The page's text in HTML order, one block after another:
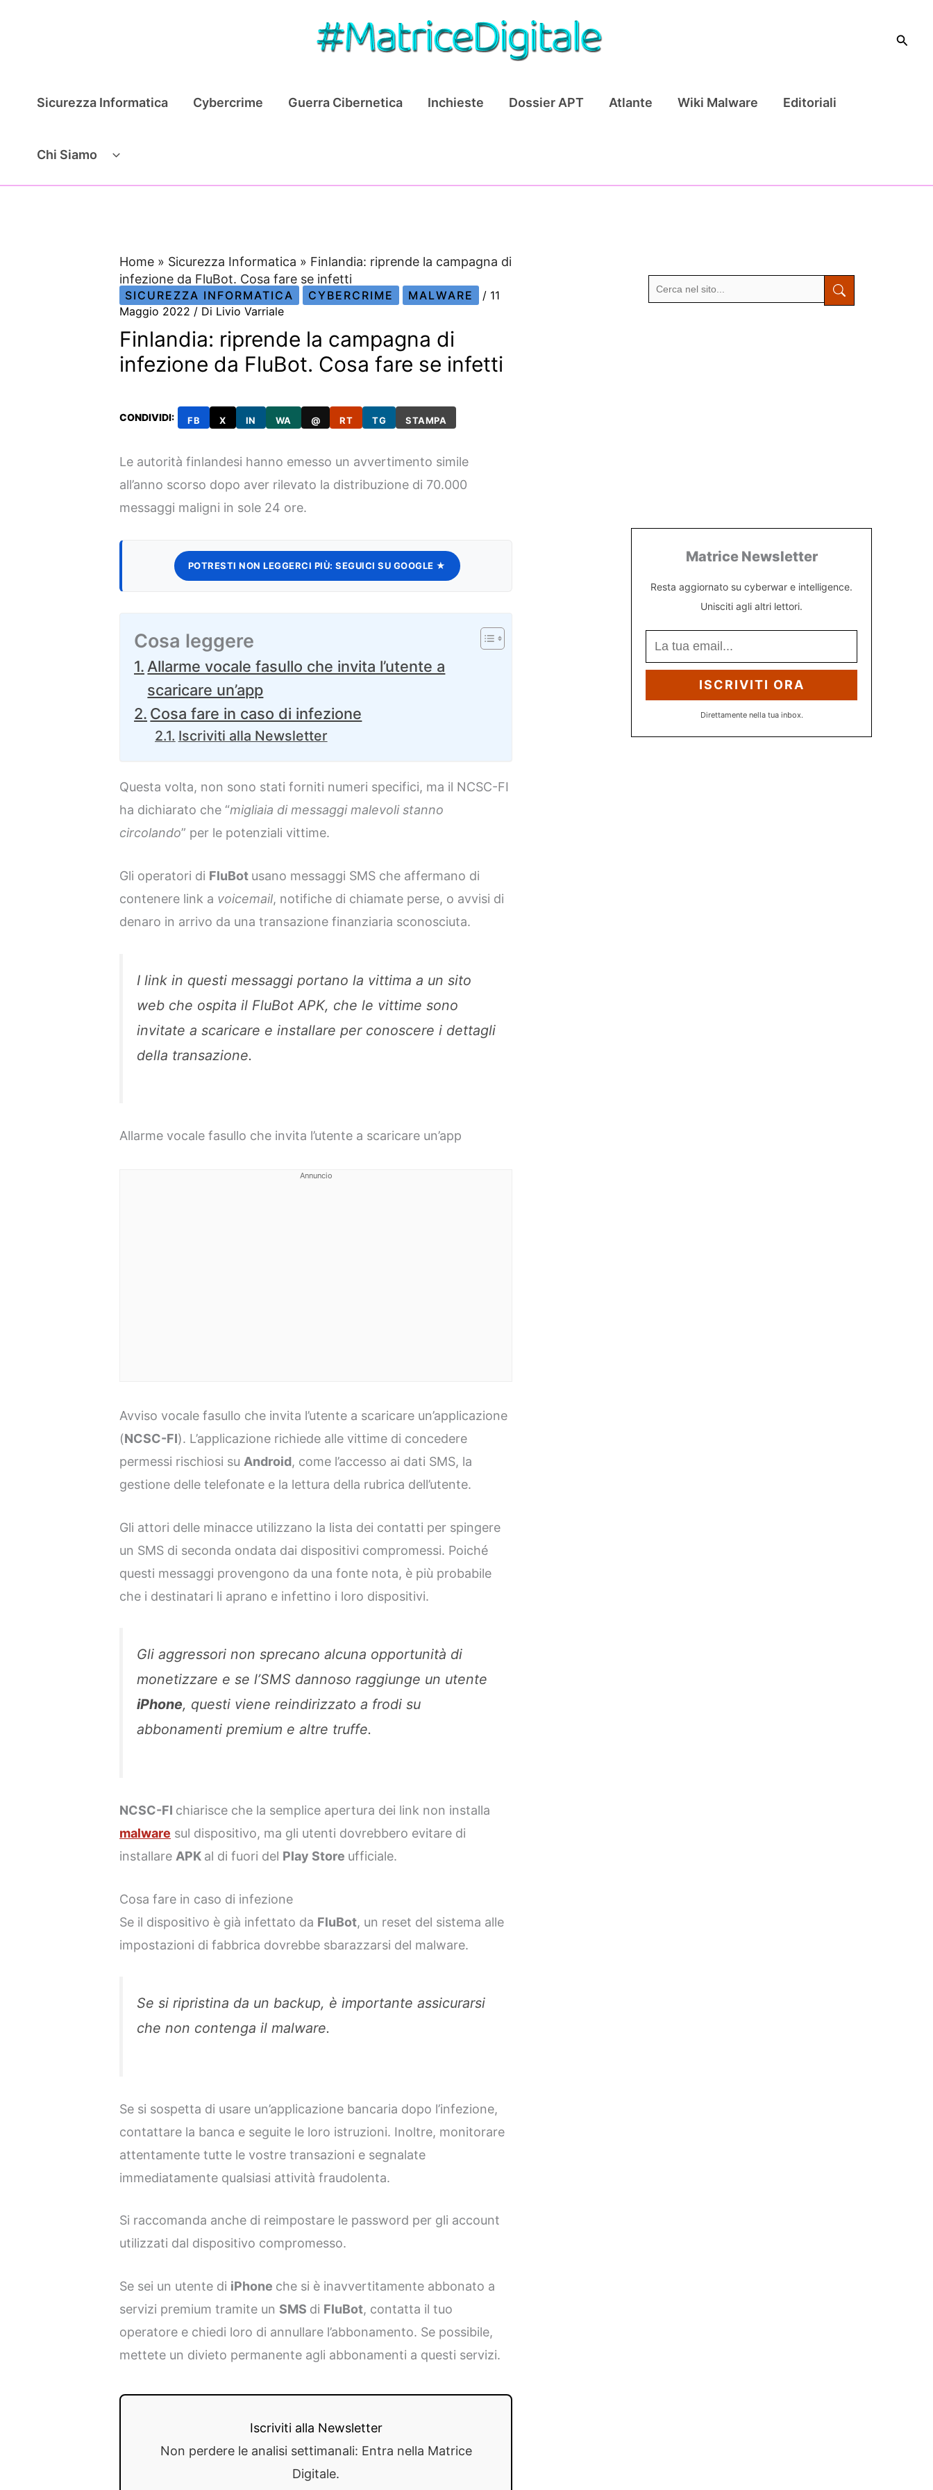
Cerca
Sicurezza Informatica Cybercrime Guerra Cibernetica Inchieste Dossier APT Atlante Wiki Malware Editoriali
Chi Siamo
Home » Sicurezza Informatica » Finlandia: riprende la campagna di
infezione da FluBot. Cosa fare se infetti
SICUREZZA INFORMATICA CYBERCRIME MALWARE / 11
Maggio 2022 / Di Livio Varriale
Finlandia: riprende la campagna di
infezione da FluBot. Cosa fare se infetti
CONDIVIDI: FB X IN WA @ RT TG STAMPA
Le autorità finlandesi hanno emesso un avvertimento simile
all’anno scorso dopo aver rilevato la distribuzione di 70.000
messaggi maligni in sole 24 ore.
POTRESTI NON LEGGERCI PIÙ: SEGUICI SU GOOGLE ★
Cosa leggere
Allarme vocale fasullo che invita l’utente a
scaricare un’app
Cosa fare in caso di infezione
Iscriviti alla Newsletter
Questa volta, non sono stati forniti numeri specifici, ma il NCSC-FI
ha dichiarato che “migliaia di messaggi malevoli stanno
circolando” per le potenziali vittime.
Gli operatori di FluBot usano messaggi SMS che affermano di
contenere link a voicemail, notifiche di chiamate perse, o avvisi di
denaro in arrivo da una transazione finanziaria sconosciuta.
I link in questi messaggi portano la vittima a un sito
web che ospita il FluBot APK, che le vittime sono
invitate a scaricare e installare per conoscere i dettagli
della transazione.
Allarme vocale fasullo che invita l’utente a scaricare un’app
Annuncio
Avviso vocale fasullo che invita l’utente a scaricare un’applicazione
(NCSC-FI). L’applicazione richiede alle vittime di concedere
permessi rischiosi su Android, come l’accesso ai dati SMS, la
gestione delle telefonate e la lettura della rubrica dell’utente.
Gli attori delle minacce utilizzano la lista dei contatti per spingere
un SMS di seconda ondata dai dispositivi compromessi. Poiché
questi messaggi provengono da una fonte nota, è più probabile
che i destinatari li aprano e infettino i loro dispositivi.
Gli aggressori non sprecano alcuna opportunità di
monetizzare e se l’SMS dannoso raggiunge un utente
iPhone, questi viene reindirizzato a frodi su
abbonamenti premium e altre truffe.
NCSC-FI chiarisce che la semplice apertura dei link non installa
malware sul dispositivo, ma gli utenti dovrebbero evitare di
installare APK al di fuori del Play Store ufficiale.
Cosa fare in caso di infezione
Se il dispositivo è già infettato da FluBot, un reset del sistema alle
impostazioni di fabbrica dovrebbe sbarazzarsi del malware.
Se si ripristina da un backup, è importante assicurarsi
che non contenga il malware.
Se si sospetta di usare un’applicazione bancaria dopo l’infezione,
contattare la banca e seguite le loro istruzioni. Inoltre, monitorare
attentamente tutte le vostre transazioni e segnalate
immediatamente qualsiasi attività fraudolenta.
Si raccomanda anche di reimpostare le password per gli account
utilizzati dal dispositivo compromesso.
Se sei un utente di iPhone che si è inavvertitamente abbonato a
servizi premium tramite un SMS di FluBot, contatta il tuo
operatore e chiedi loro di annullare l’abbonamento. Se possibile,
mettete un divieto permanente agli abbonamenti a questi servizi.
Iscriviti alla Newsletter
Non perdere le analisi settimanali: Entra nella Matrice
Digitale.
Matrice Newsletter
Resta aggiornato su cyberwar e intelligence.
Unisciti agli altri lettori.
ISCRIVITI ORA
Direttamente nella tua inbox.